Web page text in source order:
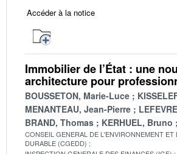
Accéder à la notice
Immobilier de l’État : une
architecture pour
BOUSSETON, Marie-Luce
MENANTEAU, Jean-Pierre
BRAND, Thomas
KERHUEL, Bruno
CONSEIL GENERAL DE L'ENVIRONNEMENT ET
DURABLE (CGEDD)